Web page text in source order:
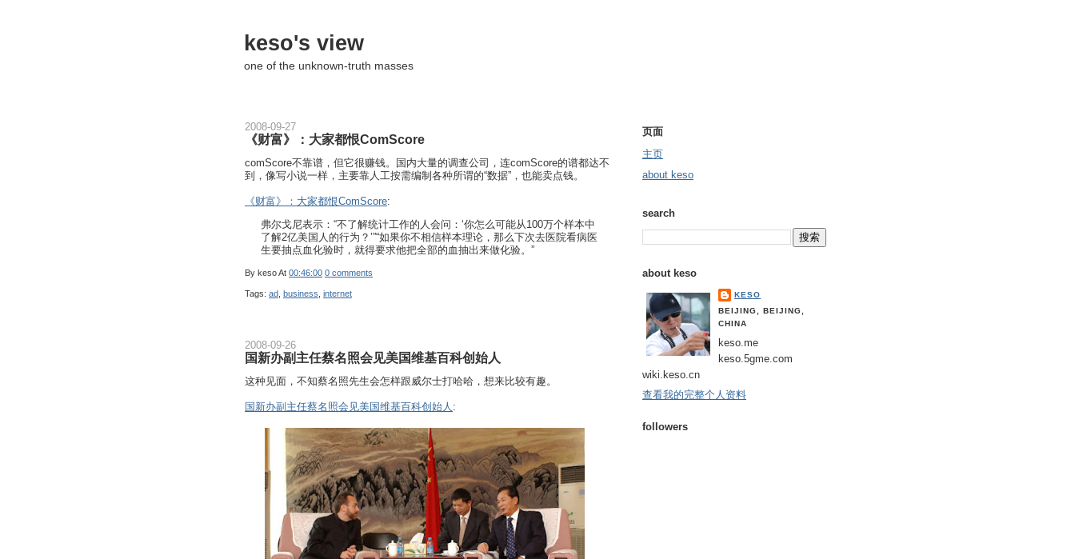
keso's view
one of the unknown-truth masses
2008-09-27
《财富》：大家都恨ComScore
comScore不靠谱，但它很赚钱。国内大量的调查公司，连comScore的谱都达不
到，像写小说一样，主要靠人工按需编制各种所谓的“数据”，也能卖点钱。
《财富》：大家都恨ComScore:
弗尔戈尼表示：“不了解统计工作的人会问：‘你怎么可能从100万个样本中
了解2亿美国人的行为？’”“如果你不相信样本理论，那么下次去医院看病医
生要抽点血化验时，就得要求他把全部的血抽出来做化验。”
By kesoAt 00:46:00 0 comments
Tags: ad business internet
2008-09-26
国新办副主任蔡名照会见美国维基百科创始人
这种见面，不知蔡名照先生会怎样跟威尔士打哈哈，想来比较有趣。
国新办副主任蔡名照会见美国维基百科创始人 :
页面
主页
about keso
search
about keso
KESO
BEIJING, BEIJING,
CHINA
keso.me
keso.5gme.com
wiki.keso.cn
查看我的完整个人资料
followers